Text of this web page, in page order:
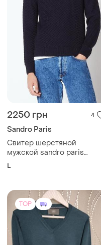
2250 грн 4
Sandro Paris
Свитер шерстяной
мужской sandro paris
джемпер с фактурной
L
TOP